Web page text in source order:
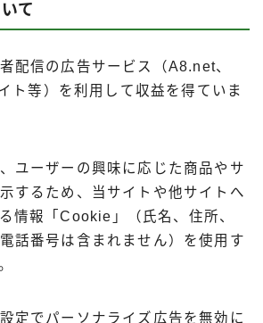
て
配信の広告サービス（A8.net、
ト等）を利用して収益を得ていま
ユーザーの興味に応じた商品やサ
するため、当サイトや他サイトへ
情報「Cookie」（氏名、住所、
話番号は含まれません）を使用す
定でパーソナライズ広告を無効に